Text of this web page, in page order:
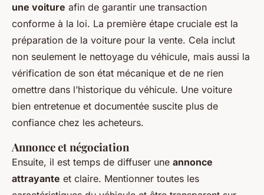
une voiture afin de garantir une transaction
conforme à la loi. La première étape cruciale est la
préparation de la voiture pour la vente. Cela inclut
non seulement le nettoyage du véhicule, mais aussi la
vérification de son état mécanique et de ne rien
omettre dans l’historique du véhicule. Une voiture
bien entretenue et documentée suscite plus de
confiance chez les acheteurs.
Annonce et négociation
Ensuite, il est temps de diffuser une annonce
attrayante et claire. Mentionner toutes les